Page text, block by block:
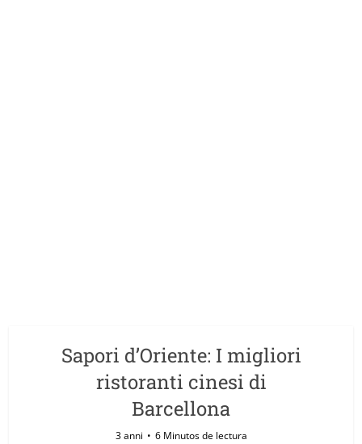
Sapori d’Oriente: I migliori
ristoranti cinesi di
Barcellona
3 anni 6 Minutos de lectura